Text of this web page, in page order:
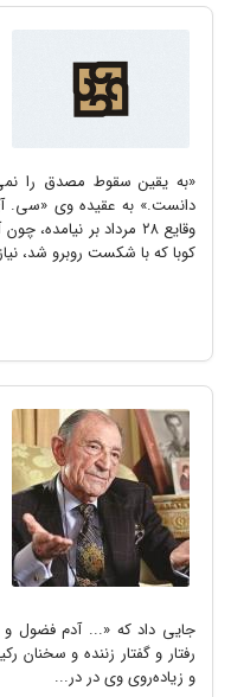
«به یقین سقوط مصدق را
دانست.» به عقیده وی «سی.
وقایع ٢٨ مرداد بر
کوبا که با شکست روبرو شد‌، نیاز
جایی داد که «... آدم فضول و
رفتار و گفتار زننده و سخنان
و زیاده‌روی وی در در...